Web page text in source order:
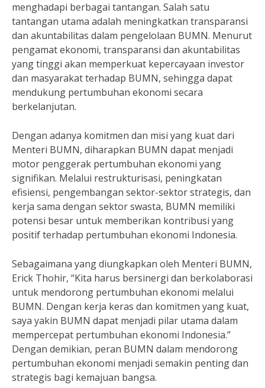
menghadapi berbagai tantangan. Salah satu
tantangan utama adalah meningkatkan transparansi
dan akuntabilitas dalam pengelolaan BUMN. Menurut
pengamat ekonomi, transparansi dan akuntabilitas
yang tinggi akan memperkuat kepercayaan investor
dan masyarakat terhadap BUMN, sehingga dapat
mendukung pertumbuhan ekonomi secara
berkelanjutan.
Dengan adanya komitmen dan misi yang kuat dari
Menteri BUMN, diharapkan BUMN dapat menjadi
motor penggerak pertumbuhan ekonomi yang
signifikan. Melalui restrukturisasi, peningkatan
efisiensi, pengembangan sektor-sektor strategis, dan
kerja sama dengan sektor swasta, BUMN memiliki
potensi besar untuk memberikan kontribusi yang
positif terhadap pertumbuhan ekonomi Indonesia.
Sebagaimana yang diungkapkan oleh Menteri BUMN,
Erick Thohir, “Kita harus bersinergi dan berkolaborasi
untuk mendorong pertumbuhan ekonomi melalui
BUMN. Dengan kerja keras dan komitmen yang kuat,
saya yakin BUMN dapat menjadi pilar utama dalam
mempercepat pertumbuhan ekonomi Indonesia.”
Dengan demikian, peran BUMN dalam mendorong
pertumbuhan ekonomi menjadi semakin penting dan
strategis bagi kemajuan bangsa.